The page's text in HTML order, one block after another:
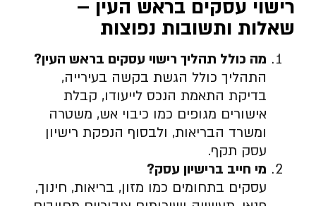
רישוי עסקים בראש העין –
שאלות ותשובות נפוצות
מה כולל תהליך רישוי עסקים בראש העין?
התהליך כולל הגשת בקשה בעירייה,
בדיקת התאמת הנכס לייעודו, קבלת
אישורים מגופים כמו כיבוי אש, משטרה
ומשרד הבריאות, ולבסוף הנפקת רישיון
עסק תקף.
מי חייב ברישיון עסק?
עסקים בתחומים כמו מזון, בריאות, חינוך,